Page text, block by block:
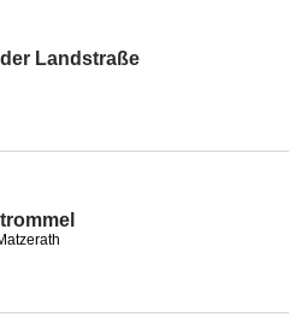
Landstraße